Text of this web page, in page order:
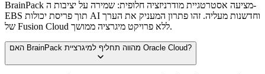
BrainPack מציעה אסטרטגיית מודרניזציה חלופית: שמירה על יציבות ה-
EBS תוך פריסת יכולות AI וחדשנות מעליה. זהו פתרון המעניק את הערך
של Fusion Cloud ללא פרויקט מיגרציה ממושך.
האם BrainPack מהווה תחליף למיגרציית Oracle Cloud?